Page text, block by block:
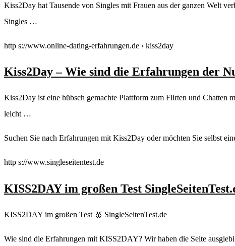
Kiss2Day hat Tausende von Singles mit Frauen aus der ganzen Welt
Singles …
http s://www.online-dating-erfahrungen.de › kiss2day
Kiss2Day – Wie sind die Erfahrungen der
Kiss2Day ist eine hübsch gemachte Plattform zum Flirten und Chatten
leicht …
Suchen Sie nach Erfahrungen mit Kiss2Day oder möchten Sie selbst
http s://www.singleseitentest.de
KISS2DAY im großen Test
KISS2DAY im großen Test 🥇 SingleSeitenTest.de
Wie sind die Erfahrungen mit KISS2DAY? Wir haben die Seite